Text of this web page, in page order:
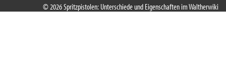
© 2026 Spritzpistolen: Unterschiede und Eigenschaften im Waltherwiki